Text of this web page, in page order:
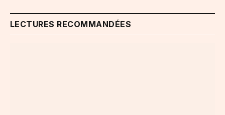
LECTURES RECOMMANDÉES